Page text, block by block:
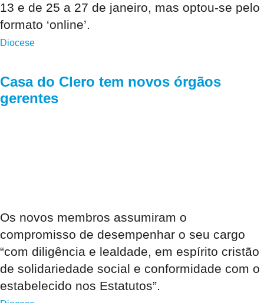
13 e de 25 a 27 de janeiro, mas optou-se pelo
formato ‘online’.
Diocese
Casa do Clero tem novos órgãos
gerentes
Os novos membros assumiram o
compromisso de desempenhar o seu cargo
“com diligência e lealdade, em espírito cristão
de solidariedade social e conformidade com o
estabelecido nos Estatutos”.